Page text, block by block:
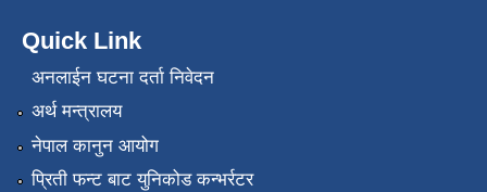
Quick Link
अनलाईन घटना दर्ता निवेदन
अर्थ मन्त्रालय
नेपाल कानुन आयोग
प्रिती फन्ट बाट युनिकोड कन्भर्रटर